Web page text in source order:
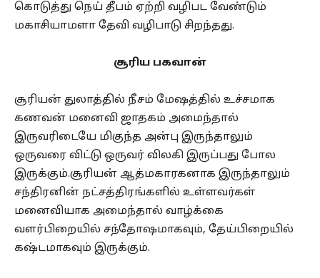
கொடுத்து நெய் தீபம் ஏற்றி வழிபட வேண்டும்
மகாசியாமளா தேவி வழிபாடு சிறந்தது.
சூரிய பகவான்
சூரியன் துலாத்தில் நீசம் மேஷத்தில் உச்சமாக
கணவன் மனைவி ஜாதகம் அமைந்தால்
இருவரிடையே மிகுந்த அன்பு இருந்தாலும்
ஒருவரை விட்டு ஒருவர் விலகி இருப்பது போல
இருக்கும்.சூரியன் ஆத்மகாரகனாக இருந்தாலும்
சந்திரனின் நட்சத்திரங்களில் உள்ளவர்கள்
மனைவியாக அமைந்தால் வாழ்க்கை
வளர்பிறையில் சந்தோஷமாகவும், தேய்பிறையில்
கஷ்டமாகவும் இருக்கும்.